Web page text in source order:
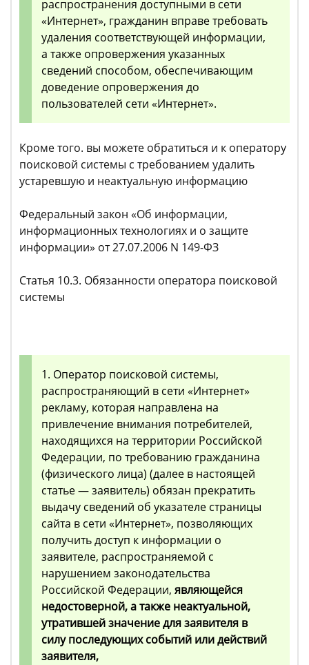
распространения доступными в сети
«Интернет», гражданин вправе требовать
удаления соответствующей информации,
а также опровержения указанных
сведений способом, обеспечивающим
доведение опровержения до
пользователей сети «Интернет».
Кроме того. вы можете обратиться и к оператору
поисковой системы с требованием удалить
устаревшую и неактуальную информацию
Федеральный закон «Об информации,
информационных технологиях и о защите
информации» от 27.07.2006 N 149-ФЗ
Статья 10.3. Обязанности оператора поисковой
системы
1. Оператор поисковой системы,
распространяющий в сети «Интернет»
рекламу, которая направлена на
привлечение внимания потребителей,
находящихся на территории Российской
Федерации, по требованию гражданина
(физического лица) (далее в настоящей
статье — заявитель) обязан прекратить
выдачу сведений об указателе страницы
сайта в сети «Интернет», позволяющих
получить доступ к информации о
заявителе, распространяемой с
нарушением законодательства
Российской Федерации, являющейся
недостоверной, а также неактуальной,
утратившей значение для заявителя в
силу последующих событий или действий
заявителя,